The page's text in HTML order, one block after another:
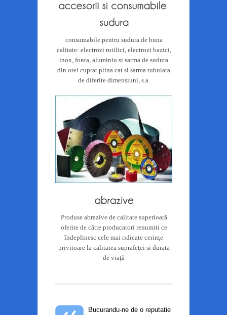
consumabile pentru sudura de buna
calitate: electrozi rutilici, electrozi bazici,
inox, fonta, aluminiu si sarma de sudura
din otel cuprat plina cat si sarma tubulara
de diferite dimensiuni, s.a.
Produse abrazive de calitate superioară
oferite de către producatori renumiti ce
îndeplinesc cele mai ridicate cerinţe
privitoare la calitatea suprafeţei si durata
de viaţă
Bucurandu-ne de o reputatie